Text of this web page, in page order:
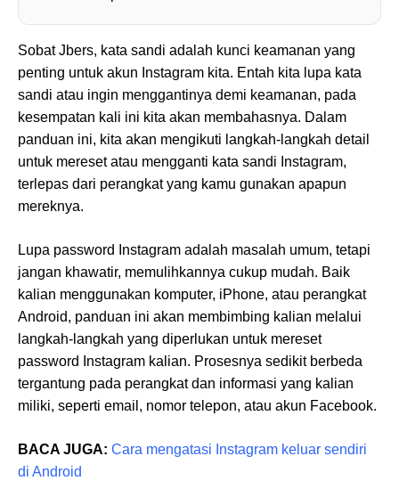
Sobat Jbers, kata sandi adalah kunci keamanan yang
penting untuk akun Instagram kita. Entah kita lupa kata
sandi atau ingin menggantinya demi keamanan, pada
kesempatan kali ini kita akan membahasnya. Dalam
panduan ini, kita akan mengikuti langkah-langkah detail
untuk mereset atau mengganti kata sandi Instagram,
terlepas dari perangkat yang kamu gunakan apapun
mereknya.
Lupa password Instagram adalah masalah umum, tetapi
jangan khawatir, memulihkannya cukup mudah. Baik
kalian menggunakan komputer, iPhone, atau perangkat
Android, panduan ini akan membimbing kalian melalui
langkah-langkah yang diperlukan untuk mereset
password Instagram kalian. Prosesnya sedikit berbeda
tergantung pada perangkat dan informasi yang kalian
miliki, seperti email, nomor telepon, atau akun Facebook.
BACA JUGA: Cara mengatasi Instagram keluar sendiri
di Android